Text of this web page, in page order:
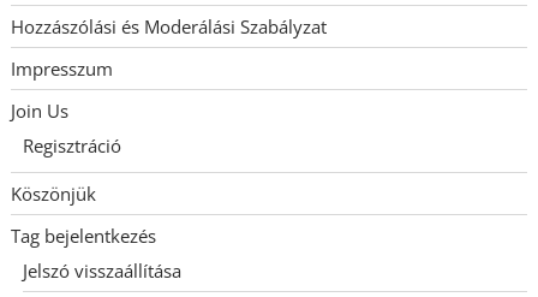
Hozzászólási és Moderálási Szabályzat
Impresszum
Join Us
Regisztráció
Köszönjük
Tag bejelentkezés
Jelszó visszaállítása